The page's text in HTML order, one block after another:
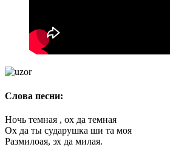
Слова песни:
Ночь темная , ох да темная
Ох да ты сударушка ши та моя
Размилоая, эх да милая.